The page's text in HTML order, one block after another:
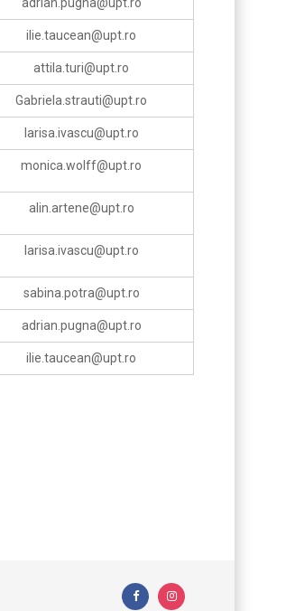
ilie.taucean@upt.ro
attila.turi@upt.ro
Gabriela.strauti@upt.ro
larisa.ivascu@upt.ro
monica.wolff@upt.ro
alin.artene@upt.ro
larisa.ivascu@upt.ro
sabina.potra@upt.ro
adrian.pugna@upt.ro
ilie.taucean@upt.ro